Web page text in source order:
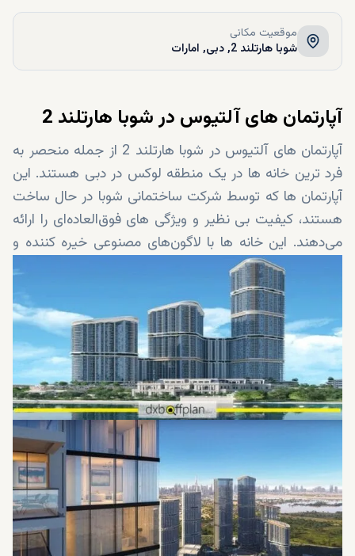
موقعیت مکانی
شوبا هارتلند 2, دبی, امارات
آپارتمان های آلتیوس در شوبا هارتلند 2
آپارتمان های آلتیوس در شوبا هارتلند 2 از جمله منحصر به
فرد ترین خانه ها در یک منطقه لوکس در دبی هستند. این
آپارتمان ها که توسط شرکت ساختمانی شوبا در حال ساخت
هستند، کیفیت بی نظیر و ویژگی های فوق‌العاده‌ای را ارائه
می‌دهند. این خانه ها با لاگون‌های مصنوعی خیره کننده و
فضای سبز زیبا احاطه شده اند. اقساط آسان هم سرمایه
گذاری در این املاک را جذاب تر می کند. برای دریافت
اطلاعات بیشتر در مورد پروژه آلتیوس، در ادامه با ما همراه
شوید.